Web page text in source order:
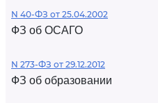
N 40-ФЗ от 25.04.2002
ФЗ об ОСАГО
N 273-ФЗ от 29.12.2012
ФЗ об образовании